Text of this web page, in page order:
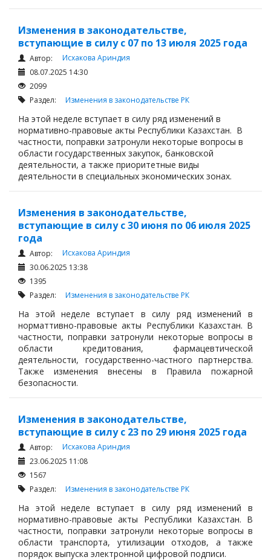
Изменения в законодательстве,
вступающие в силу с 07 по 13 июля 2025 года
Автор:
Исхакова Ариндия
08.07.2025 14:30
2099
Раздел: Изменения в законодательстве РК
На этой неделе вступает в силу ряд изменений в
нормативно-правовые акты Республики Казахстан. В
частности, поправки затронули некоторые вопросы в
области государственных закупок, банковской
деятельности, а также приоритетные виды
деятельности в специальных экономических зонах.
Изменения в законодательстве,
вступающие в силу с 30 июня по 06 июля 2025
года
Автор:
Исхакова Ариндия
30.06.2025 13:38
1395
Раздел: Изменения в законодательстве РК
На этой неделе вступает в силу ряд изменений в
норматтивно-правовые акты Республики Казахстан. В
частности, поправки затронули некоторые вопросы в
области кредитования, фармацевтической
деятельности, государственно-частного партнерства.
Также изменения внесены в Правила пожарной
безопасности.
Изменения в законодательстве,
вступающие в силу с 23 по 29 июня 2025 года
Автор:
Исхакова Ариндия
23.06.2025 11:08
1567
Раздел: Изменения в законодательстве РК
На этой неделе вступает в силу ряд изменений в
нормативно-правовые акты Республики Казахстан. В
частности, поправки затронули некоторые вопросы в
области транспорта, утилизации отходов, а также
порядок выпуска электронной цифровой подписи.